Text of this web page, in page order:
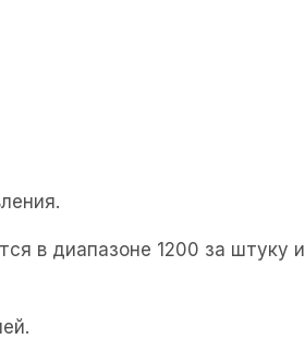
в диапазоне 1200 за штуку и